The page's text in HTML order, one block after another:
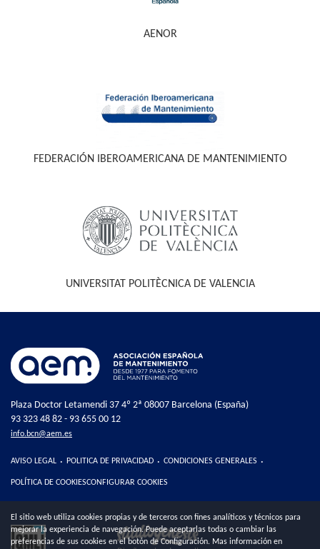
AENOR
FEDERACIÓN IBEROAMERICANA DE MANTENIMIENTO
UNIVERSITAT POLITÈCNICA DE VALENCIA
Plaza Doctor Letamendi 37 4º 2ª 08007 Barcelona (España)
93 323 48 82 - 93 655 00 12
info.bcn@aem.es
AVISO LEGAL · POLITICA DE PRIVACIDAD · CONDICIONES GENERALES ·
POLÍTICA DE COOKIESCONFIGURAR COOKIES
El sitio web utiliza cookies propias y de terceros con fines analíticos y técnicos para
mejorar la experiencia de navegación. Puede aceptarlas todas o cambiar las
preferencias de sus cookies en el botón de Configuración. Mas información en